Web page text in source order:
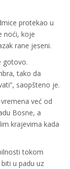
protekao u
noći, koje
rane jeseni.
gotovo.
tako da
saopšteno je.
već od
Bosne, a
krajevima kada
tokom
u padu uz